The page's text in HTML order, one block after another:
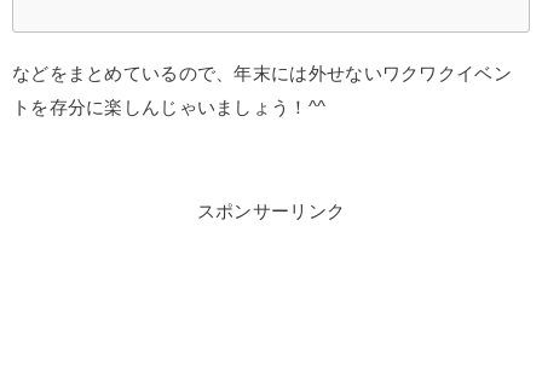
などをまとめているので、年末には外せないワクワクイベン
トを存分に楽しんじゃいましょう！^^
スポンサーリンク